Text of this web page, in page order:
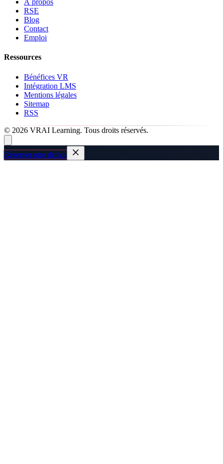
À propos
RSE
Blog
Contact
Emploi
Ressources
Bénéfices VR
Intégration LMS
Mentions légales
Sitemap
RSS
© 2026 VRAI Learning. Tous droits réservés.
Réserver une démo